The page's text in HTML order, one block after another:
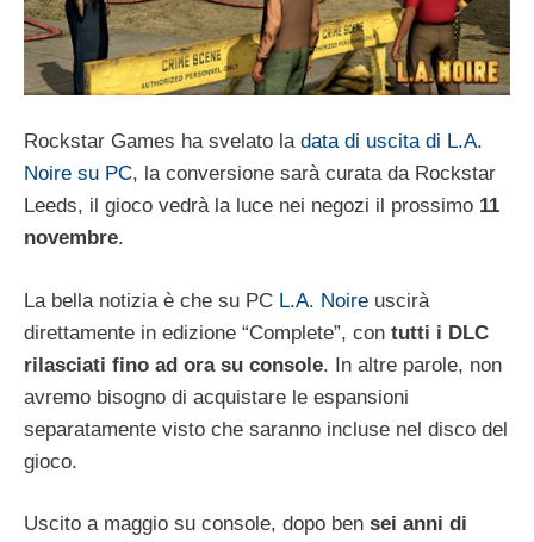
Rockstar Games ha svelato la data di uscita di L.A.
Noire su PC, la conversione sarà curata da Rockstar
Leeds, il gioco vedrà la luce nei negozi il prossimo 11
novembre.
La bella notizia è che su PC L.A. Noire uscirà
direttamente in edizione “Complete”, con tutti i DLC
rilasciati fino ad ora su console. In altre parole, non
avremo bisogno di acquistare le espansioni
separatamente visto che saranno incluse nel disco del
gioco.
Uscito a maggio su console, dopo ben sei anni di